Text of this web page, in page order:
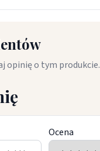
opinię o tym produkcie.
Ocena